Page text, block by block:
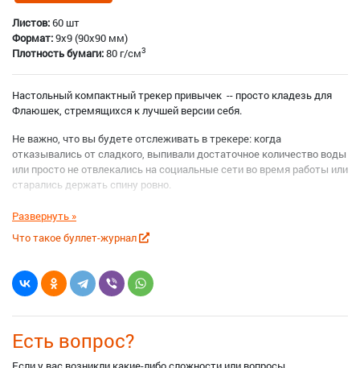
Листов:60 шт
Формат:9x9 (90x90 мм)
Плотность бумаги:80 г/см3
Настольный компактный трекер привычек -- просто кладезь для
Флаюшек, стремящихся к лучшей версии себя.
Не важно, что вы будете отслеживать в трекере: когда
отказывались от сладкого, выпивали достаточное количество воды
или просто не отвлекались на социальные сети во время работы или
старались держать спину ровно.
Трекер поможет вам выработать новые привычки, сохраняя
Что такое буллет-журнал
Есть вопрос?